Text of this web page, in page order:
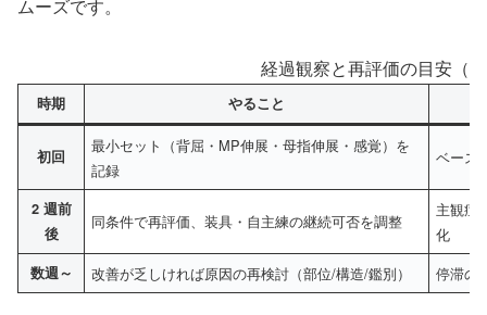
ムーズです。
経過観察と再評価の目安（
時期 やること
初回
最小セット（背屈・MP伸展・母指伸展・感覚）を
記録
ベース
2 週前
後
同条件で再評価、装具・自主練の継続可否を調整
主観症
化
数週～ 改善が乏しければ原因の再検討（部位/構造/鑑別） 停滞の